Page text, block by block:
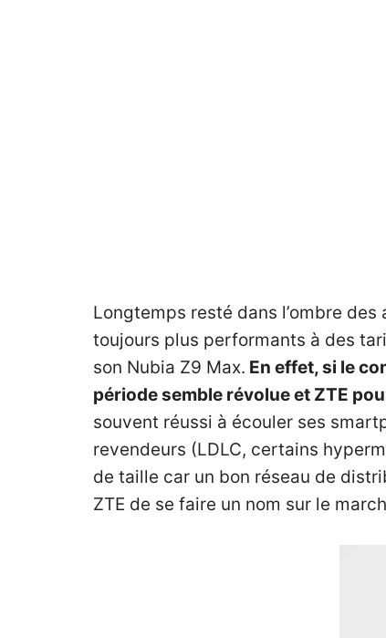
Longtemps resté dans l’ombre
toujours plus performants à des
son Nubia Z9 Max. En effet, si le
période semble révolue et ZTE
souvent réussi à écouler ses
revendeurs (LDLC, certains
de taille car un bon réseau de
ZTE de se faire un nom sur le